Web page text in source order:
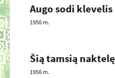
Augo sodi klevelis
1956 m.
Šią tamsią naktelę
1956 m.